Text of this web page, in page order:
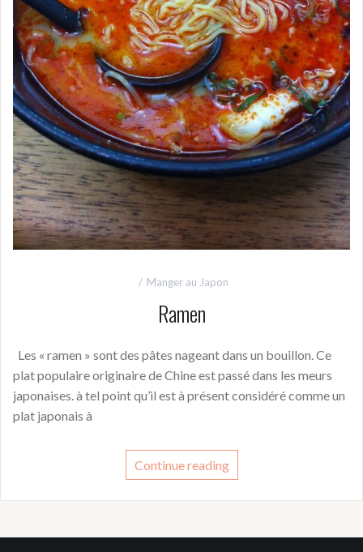
Manger au Japon
Ramen
Les « ramen » sont des pâtes nageant dans un bouillon. Ce
plat populaire originaire de Chine est passé dans les meurs
japonaises. à tel point qu’il est à présent considéré comme un
plat japonais à
Continue reading